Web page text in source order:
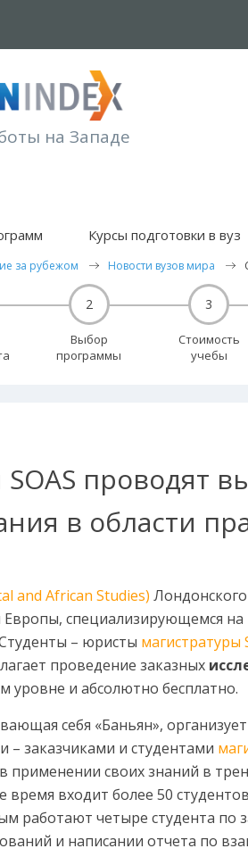
на Западе
Курсы подготовки в вуз
за рубежом Новости вузов мира
2
Выбор
программы
3
Стоимость
учебы
проводят
в области
and African Studies) Лондонского
специализирующемся на
– юристы магистратуры
проведение заказных
уровне и абсолютно бесплатно.
себя «Баньян»,
– заказчиками и студентами
применении своих знаний в
время входит более 50
работают четыре студента по
и написании отчета по